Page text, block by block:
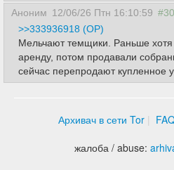
Аноним 12/06/26 Птн 16:10:59 #30
>>333936918 (OP)
Мельчают темщики. Раньше хотя
аренду, потом продавали
сейчас перепродают купленное
Архивач в сети Tor
жалоба / abuse: